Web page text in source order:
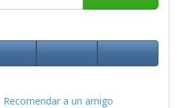
Recomendar a un amigo